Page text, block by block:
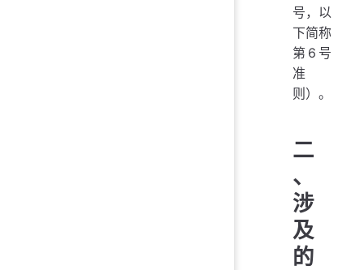
号，以
下简称
第6号
准
则）。
二
、
涉
及
的